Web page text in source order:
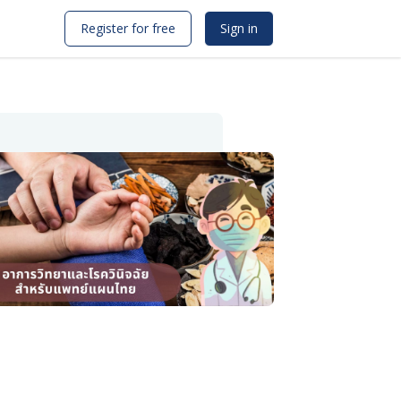
Register for free Sign in